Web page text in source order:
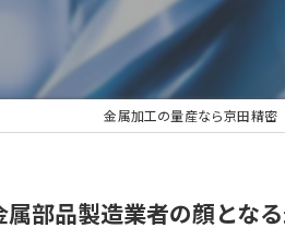
金属加工の量産なら京田精密
部品製造業者の顔とな